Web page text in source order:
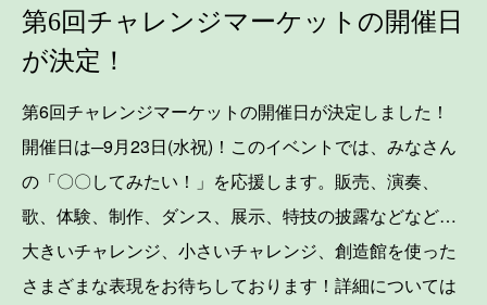
第6回チャレンジマーケットの開催日
が決定！
第6回チャレンジマーケットの開催日が決定しました！
開催日は─9月23日(水祝)！このイベントでは、みなさん
の「〇〇してみたい！」を応援します。販売、演奏、
歌、体験、制作、ダンス、展示、特技の披露などなど…
大きいチャレンジ、小さいチャレンジ、創造館を使った
さまざまな表現をお待ちしております！詳細については